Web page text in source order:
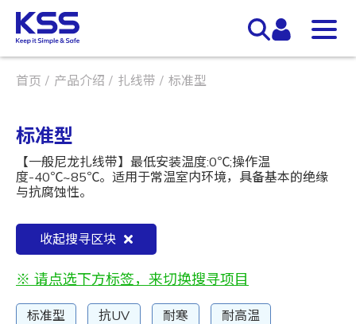
首页 产品介绍 扎线带 标准型
标准型
【一般尼龙扎线带】最低安装温度:0℃;操作温
度-40℃~85℃。适用于常温室内环境，具备基本的绝缘
与抗腐蚀性。
收起搜寻区块
※ 请点选下方标签，来切换搜寻项目
标准型 抗UV 耐寒
耐高温